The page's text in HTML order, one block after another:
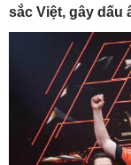
sắc Việt, gây dấu